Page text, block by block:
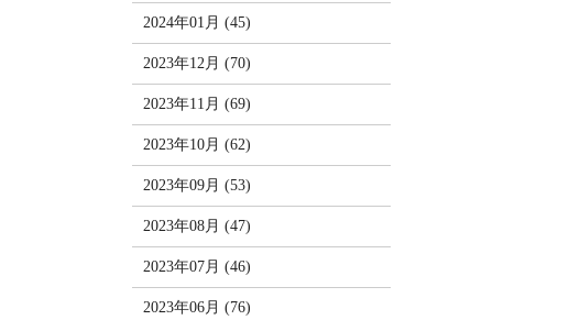
2024年01月 (45)
2023年12月 (70)
2023年11月 (69)
2023年10月 (62)
2023年09月 (53)
2023年08月 (47)
2023年07月 (46)
2023年06月 (76)